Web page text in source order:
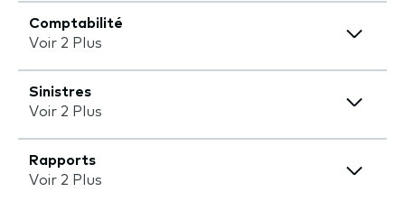
Comptabilité
Voir 2 Plus
Sinistres
Voir 2 Plus
Rapports
Voir 2 Plus